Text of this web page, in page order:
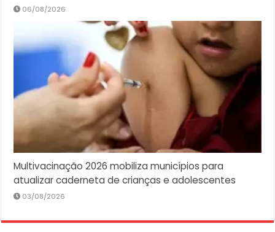
06/08/2026
Multivacinação 2026 mobiliza municípios para
atualizar caderneta de crianças e adolescentes
03/08/2026